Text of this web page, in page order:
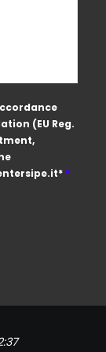
(EU Reg.
* *